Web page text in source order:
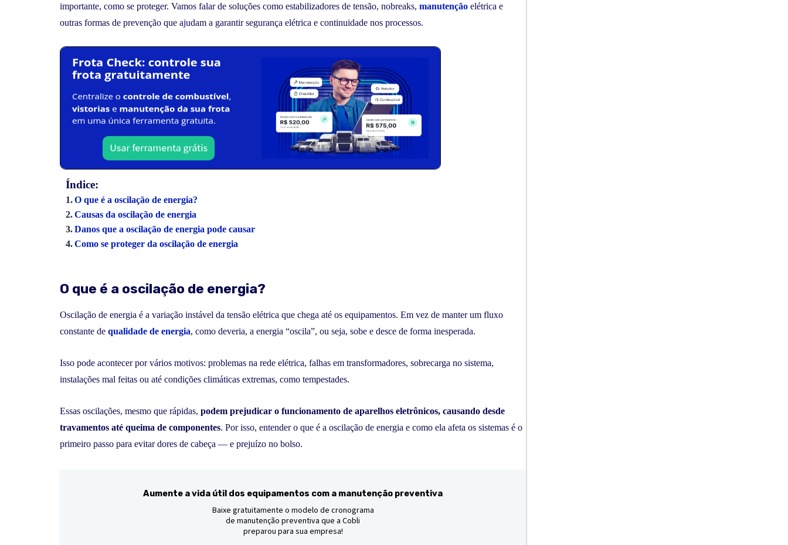
importante, como se proteger. Vamos falar de soluções como estabilizadores de tensão, nobreaks, manutenção elétrica e
outras formas de prevenção que ajudam a garantir segurança elétrica e continuidade nos processos.
Índice:
O que é a oscilação de energia?
Causas da oscilação de energia
Danos que a oscilação de energia pode causar
Como se proteger da oscilação de energia
O que é a oscilação de energia?
Oscilação de energia é a variação instável da tensão elétrica que chega até os equipamentos. Em vez de manter um fluxo
constante de qualidade de energia, como deveria, a energia “oscila”, ou seja, sobe e desce de forma inesperada.
Isso pode acontecer por vários motivos: problemas na rede elétrica, falhas em transformadores, sobrecarga no sistema,
instalações mal feitas ou até condições climáticas extremas, como tempestades.
Essas oscilações, mesmo que rápidas, podem prejudicar o funcionamento de aparelhos eletrônicos, causando desde
travamentos até queima de componentes. Por isso, entender o que é a oscilação de energia e como ela afeta os sistemas é o
primeiro passo para evitar dores de cabeça — e prejuízo no bolso.
Aumente a vida útil dos equipamentos com a manutenção preventiva
Baixe gratuitamente o modelo de cronograma
de manutenção preventiva que a Cobli
preparou para sua empresa!